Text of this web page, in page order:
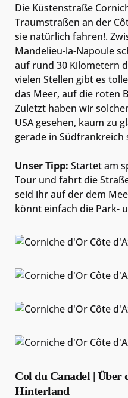
Die Küstenstraße
Traumstraßen an der
sie natürlich fahren!.
Mandelieu-la-Napoule
auf rund 30 Kilometern
vielen Stellen gibt es
das Meer, auf die roten
Zuletzt haben wir
USA gesehen, kaum zu
gerade in Südfrankreich
Unser Tipp: Startet am
Tour und fahrt die
seid ihr auf der dem
könnt einfach die Park-
Col du Canadel | Über
Hinterland